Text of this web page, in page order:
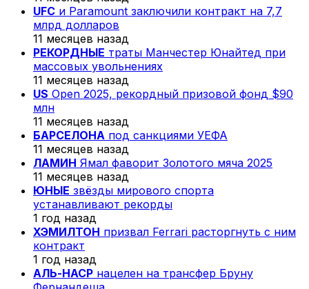
UFC и Paramount заключили контракт на 7,7
млрд долларов
11 месяцев назад
РЕКОРДНЫЕ траты Манчестер Юнайтед при
массовых увольнениях
11 месяцев назад
US Open 2025, рекордный призовой фонд $90
млн
11 месяцев назад
БАРСЕЛОНА под санкциями УЕФА
11 месяцев назад
ЛАМИН Ямал фаворит Золотого мяча 2025
11 месяцев назад
ЮНЫЕ звёзды мирового спорта
устанавливают рекорды
1 год назад
ХЭМИЛТОН призвал Ferrari расторгнуть с ним
контракт
1 год назад
АЛЬ-НАСР нацелен на трансфер Бруну